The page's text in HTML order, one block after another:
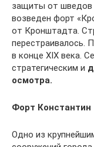
защиты от шведов
возведен форт
от Кронштадта.
перестраивалось.
в конце XIX века.
стратегическим и
осмотра.
Форт Константин
Одно из